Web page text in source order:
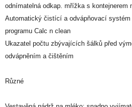
odnímatelná odkap. mřížka s kontejnerem
Automatický čistící a odvápňovací systém
programu Calc n clean
Ukazatel počtu zbývajících šálků před
odvápněním a čištěním
Různé